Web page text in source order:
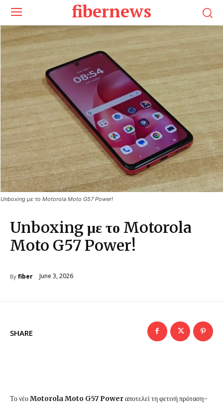
fibernews
Unboxing με το Motorola
Moto G57 Power!
By fiber June 3, 2026
Unboxing με το Motorola Moto G57 Power!
SHARE
Το νέοMotorola Moto G57 Powerαποτελεί τη φετινή πρόταση-